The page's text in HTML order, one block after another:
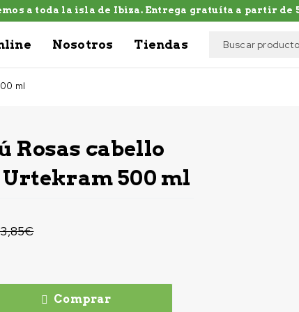
a toda la isla de Ibiza. Entrega gratuíta a partir de
Nosotros Tiendas
ml
Rosas cabello
500 ml
€
Comprar